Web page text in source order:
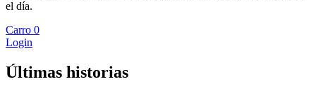
el día.
Carro 0
Login
Últimas historias